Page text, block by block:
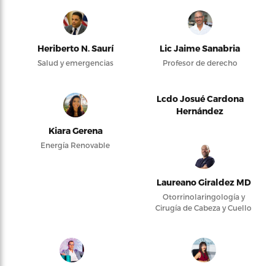
Heriberto N. Saurí
Salud y emergencias
Lic Jaime Sanabria
Profesor de derecho
Kiara Gerena
Energía Renovable
Lcdo Josué Cardona
Hernández
Laureano Giraldez MD
Otorrinolaringología y
Cirugía de Cabeza y Cuello